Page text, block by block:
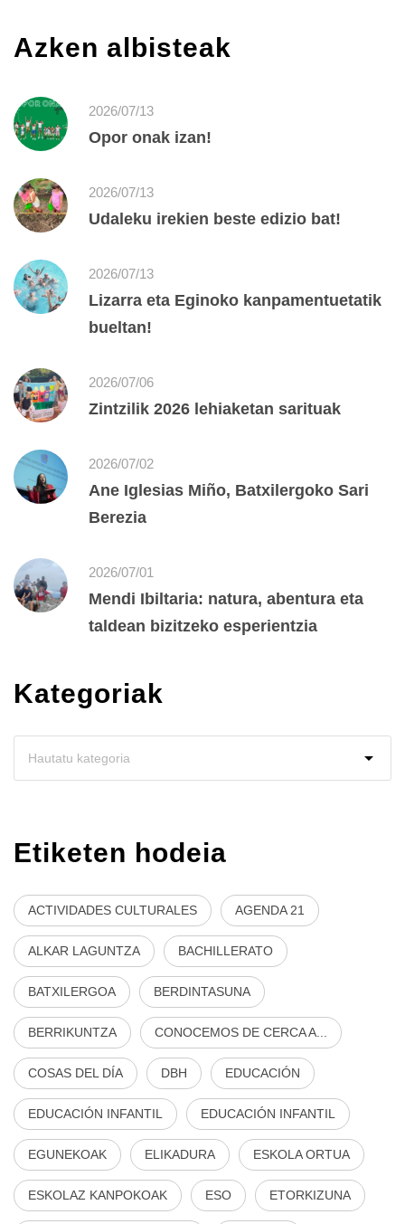
Azken albisteak
2026/07/13
Opor onak izan!
2026/07/13
Udaleku irekien beste edizio bat!
2026/07/13
Lizarra eta Eginoko kanpamentuetatik
bueltan!
2026/07/06
Zintzilik 2026 lehiaketan sarituak
2026/07/02
Ane Iglesias Miño, Batxilergoko Sari
Berezia
2026/07/01
Mendi Ibiltaria: natura, abentura eta
taldean bizitzeko esperientzia
Kategoriak
Etiketen hodeia
ACTIVIDADES CULTURALES AGENDA 21
ALKAR LAGUNTZA BACHILLERATO
BATXILERGOA BERDINTASUNA
BERRIKUNTZA CONOCEMOS DE CERCA A...
COSAS DEL DÍA DBH EDUCACIÓN
EDUCACIÓN INFANTIL EDUCACIÓN INFANTIL
EGUNEKOAK ELIKADURA ESKOLA ORTUA
ESKOLAZ KANPOKOAK ESO ETORKIZUNA